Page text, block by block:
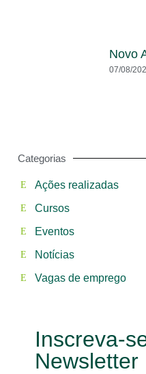
Novo
07/08/
Categorias
Ações realizadas
Cursos
Eventos
Notícias
Vagas de emprego
Inscreva-
Newsletter